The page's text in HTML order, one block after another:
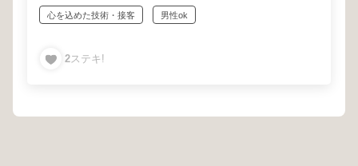
心を込めた技術・接客 男性ok
2ステキ!